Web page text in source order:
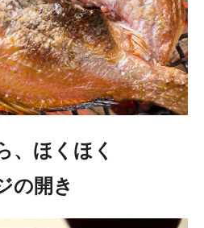
、ほくほく
の開き